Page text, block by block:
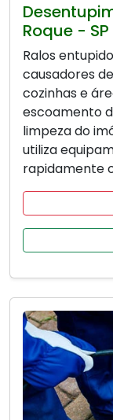
Roque - SP
Ralos
causadores
cozinhas e
escoamento
limpeza do
utiliza
rapidamente